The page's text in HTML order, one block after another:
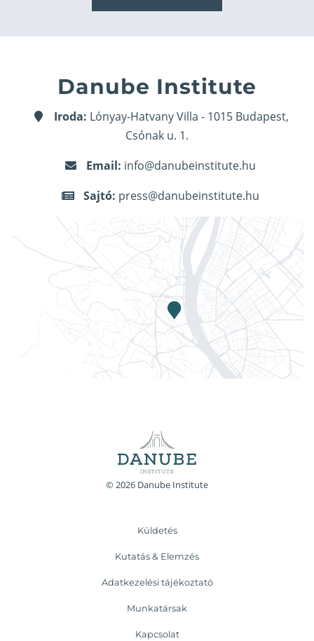
Danube Institute
Iroda: Lónyay-Hatvany Villa - 1015 Budapest,
Csónak u. 1.
Email: info@danubeinstitute.hu
Sajtó: press@danubeinstitute.hu
© 2026 Danube Institute
Küldetés
Kutatás & Elemzés
Adatkezelési tájékoztató
Munkatársak
Kapcsolat